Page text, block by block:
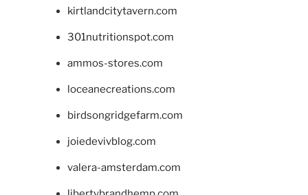
kirtlandcitytavern.com
301nutritionspot.com
ammos-stores.com
loceanecreations.com
birdsongridgefarm.com
joiedevivblog.com
valera-amsterdam.com